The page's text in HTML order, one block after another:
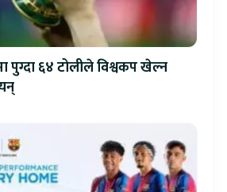
पुग्दा ६४ टोलीले विश्वकप खेल्न